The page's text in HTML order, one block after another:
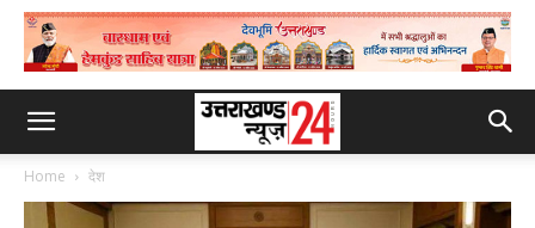
Home देश